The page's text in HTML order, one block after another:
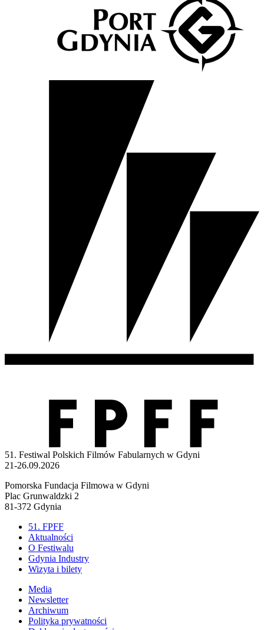
51. Festiwal Polskich Filmów Fabularnych w Gdyni
21-26.09.2026
Pomorska Fundacja Filmowa w Gdyni
Plac Grunwaldzki 2
81-372 Gdynia
51. FPFF
Aktualności
O Festiwalu
Gdynia Industry
Wizyta i bilety
Media
Newsletter
Archiwum
Polityka prywatności